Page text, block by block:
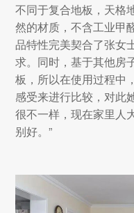
不同于复合地板，天格
然的材质，不含工业甲
品特性完美契合了张女
求。同时，基于其他房
板，所以在使用过程中
感受来进行比较，对此
很不一样，现在家里人
别好。”